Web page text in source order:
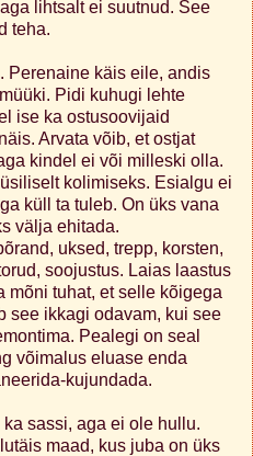
lihtsalt ei suutnud. See
teha.
Perenaine käis eile, andis
Pidi kuhugi lehte
ise ka ostusoovijaid
Arvata võib, et ostjat
kindel ei või milleski olla.
kolimiseks. Esialgu ei
küll ta tuleb. On üks vana
välja ehitada.
uksed, trepp, korsten,
soojustus. Laias laastus
mõni tuhat, et selle kõigega
see ikkagi odavam, kui see
Pealegi on seal
võimalus eluase enda
kujundada.
sassi, aga ei ole hullu.
maad, kus juba on üks